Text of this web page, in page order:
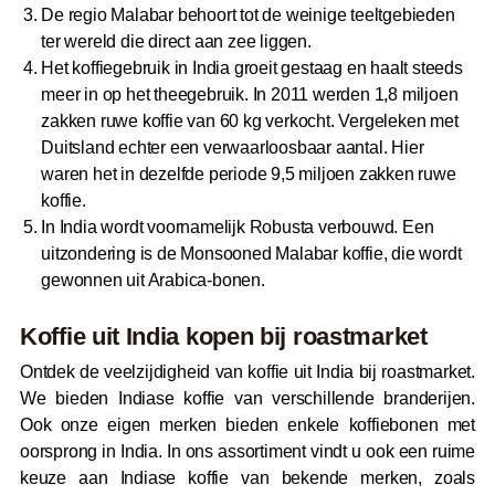
De regio Malabar behoort tot de weinige teeltgebieden
ter wereld die direct aan zee liggen.
Het koffiegebruik in India groeit gestaag en haalt steeds
meer in op het theegebruik. In 2011 werden 1,8 miljoen
zakken ruwe koffie van 60 kg verkocht. Vergeleken met
Duitsland echter een verwaarloosbaar aantal. Hier
waren het in dezelfde periode 9,5 miljoen zakken ruwe
koffie.
In India wordt voornamelijk Robusta verbouwd. Een
uitzondering is de Monsooned Malabar koffie, die wordt
gewonnen uit Arabica-bonen.
Koffie uit India kopen bij roastmarket
Ontdek de veelzijdigheid van koffie uit India bij roastmarket.
We bieden Indiase koffie van verschillende branderijen.
Ook onze eigen merken bieden enkele koffiebonen met
oorsprong in India. In ons assortiment vindt u ook een ruime
keuze aan Indiase koffie van bekende merken, zoals